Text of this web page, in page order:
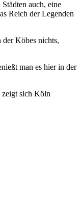
auch, eine
Reich der Legenden
der Köbes nichts,
man es hier in der
zeigt sich Köln